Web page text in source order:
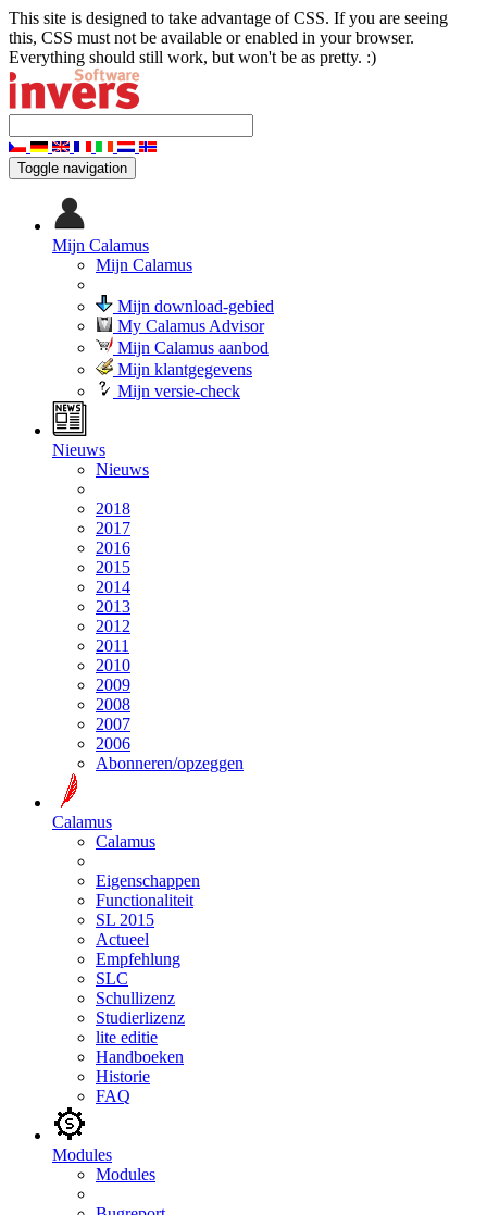
This site is designed to take advantage of CSS. If you are seeing
this, CSS must not be available or enabled in your browser.
Everything should still work, but won't be as pretty. :)
Toggle navigation
Mijn Calamus
Mijn Calamus
Mijn download-gebied
My Calamus Advisor
Mijn Calamus aanbod
Mijn klantgegevens
Mijn versie-check
Nieuws
Nieuws
2018
2017
2016
2015
2014
2013
2012
2011
2010
2009
2008
2007
2006
Abonneren/opzeggen
Calamus
Calamus
Eigenschappen
Functionaliteit
SL 2015
Actueel
Empfehlung
SLC
Schullizenz
Studierlizenz
lite editie
Handboeken
Historie
FAQ
Modules
Modules